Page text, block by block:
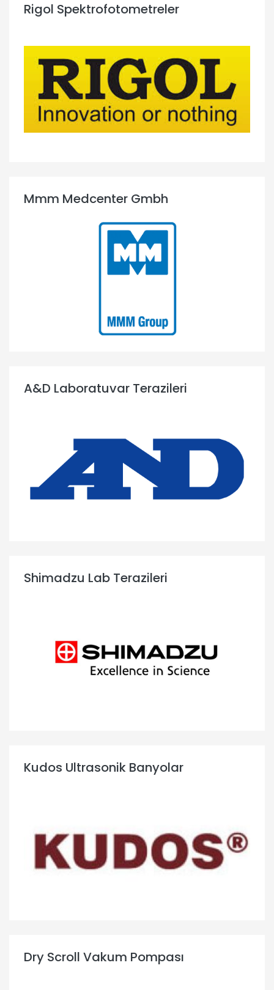
Rigol Spektrofotometreler
Mmm Medcenter Gmbh
A&D Laboratuvar Terazileri
Shimadzu Lab Terazileri
Kudos Ultrasonik Banyolar
Dry Scroll Vakum Pompası